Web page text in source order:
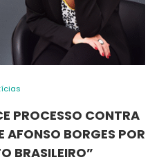
PROCESSO CONTRA
AFONSO BORGES POR
BRASILEIRO”